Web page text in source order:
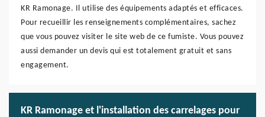
KR Ramonage. Il utilise des équipements adaptés et efficaces.
Pour recueillir les renseignements complémentaires, sachez
que vous pouvez visiter le site web de ce fumiste. Vous pouvez
aussi demander un devis qui est totalement gratuit et sans
engagement.
KR Ramonage et l'installation des carrelages pour